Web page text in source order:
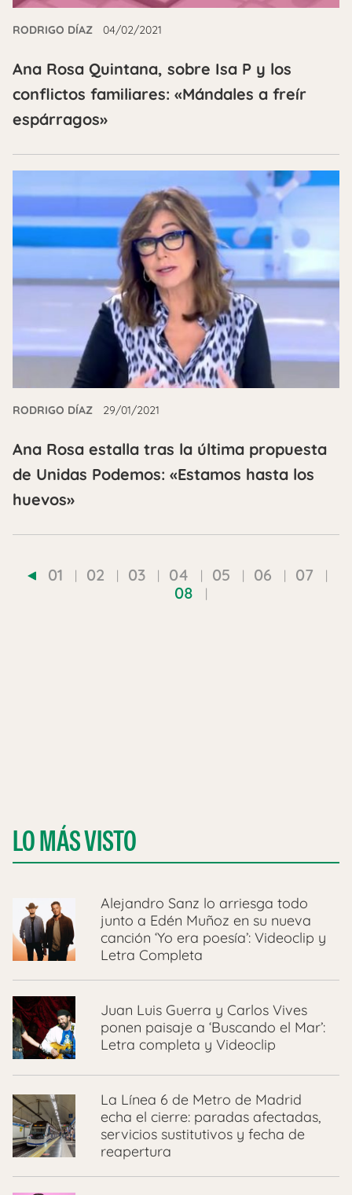
RODRIGO DÍAZ 04/02/2021
Ana Rosa Quintana, sobre Isa P y los
conflictos familiares: «Mándales a freír
espárragos»
RODRIGO DÍAZ 29/01/2021
Ana Rosa estalla tras la última propuesta
de Unidas Podemos: «Estamos hasta los
huevos»
01 02 03 04 05 06
07
08
LO MÁS VISTO
Alejandro Sanz lo arriesga todo
junto a Edén Muñoz en su nueva
canción ‘Yo era poesía’: Videoclip y
Letra Completa
Juan Luis Guerra y Carlos Vives
ponen paisaje a ‘Buscando el Mar’:
Letra completa y Videoclip
La Línea 6 de Metro de Madrid
echa el cierre: paradas afectadas,
servicios sustitutivos y fecha de
reapertura